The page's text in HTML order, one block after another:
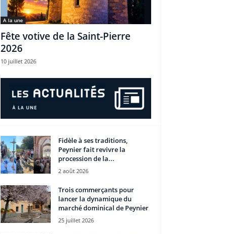
A la une
Fête votive de la Saint-Pierre
2026
10 juillet 2026
Fidèle à ses traditions,
Peynier fait revivre la
procession de la...
2 août 2026
Trois commerçants pour
lancer la dynamique du
marché dominical de Peynier
25 juillet 2026